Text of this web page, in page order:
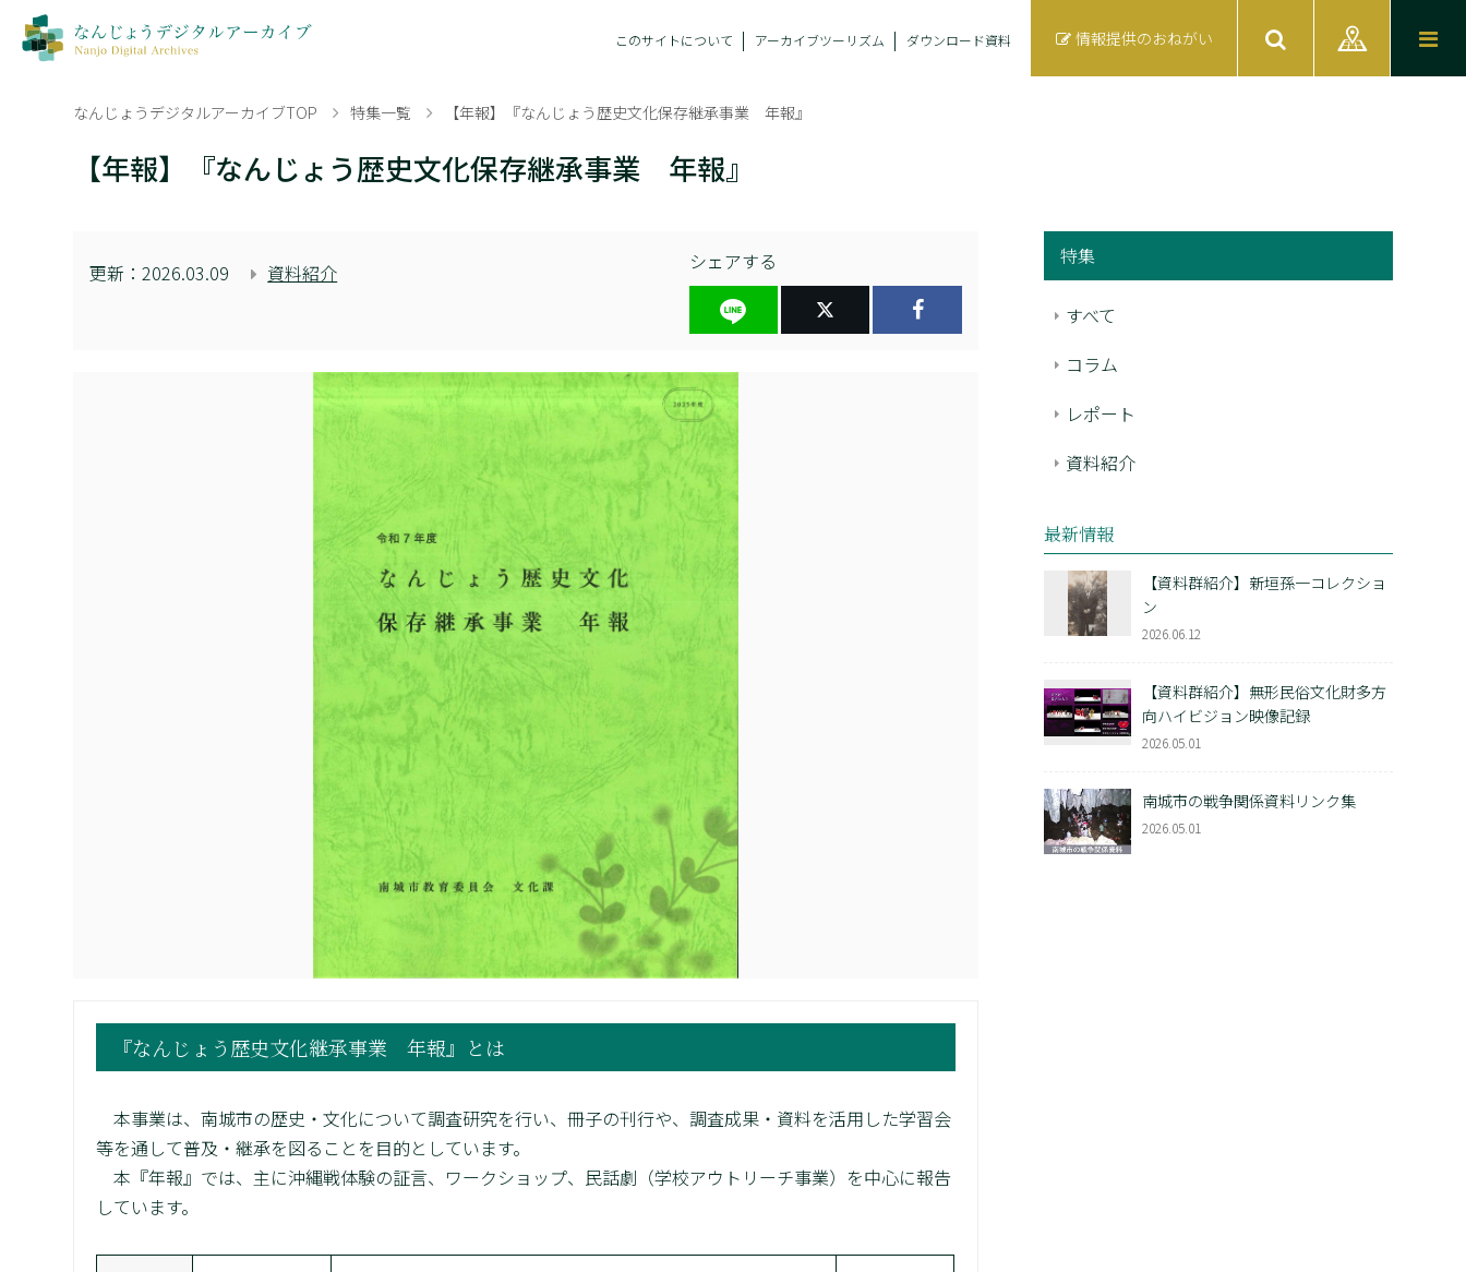
このサイトについて アーカイブツーリズム ダウンロード資料 情報提供のおねがい
なんじょうデジタルアーカイブTOP 特集一覧 【年報】『なんじょう歴史文化保存継承事業 年報』
【年報】『なんじょう歴史文化保存継承事業 年報』
更新：2026.03.09 資料紹介 シェアする
『なんじょう歴史文化継承事業 年報』とは
本事業は、南城市の歴史・文化について調査研究を行い、冊子の刊行や、調査成果・資料を活用した学習会
等を通して普及・継承を図ることを目的としています。
本『年報』では、主に沖縄戦体験の証言、ワークショップ、民話劇（学校アウトリーチ事業）を中心に報告
しています。
特集
すべて
コラム
レポート
資料紹介
最新情報
【資料群紹介】新垣孫一コレクショ
ン
2026.06.12
【資料群紹介】無形民俗文化財多方
向ハイビジョン映像記録
2026.05.01
南城市の戦争関係資料リンク集
2026.05.01